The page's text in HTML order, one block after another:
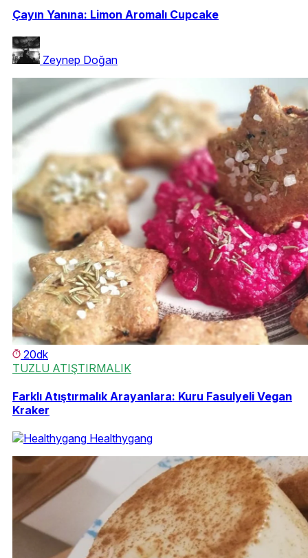
Çayın Yanına: Limon Aromalı Cupcake
Zeynep Doğan
20dk
TUZLU ATIŞTIRMALIK
Farklı Atıştırmalık Arayanlara: Kuru Fasulyeli Vegan
Kraker
Healthygang